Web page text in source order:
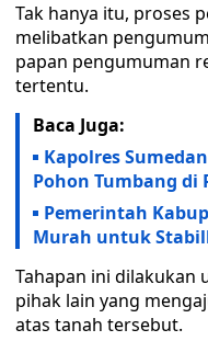
Tak hanya itu, proses
melibatkan
papan pengumuman
tertentu.
Baca Juga:
Kapolres
Pohon Tumbang di
Pemerintah
Murah untuk
Tahapan ini dilakukan
pihak lain yang
atas tanah tersebut.